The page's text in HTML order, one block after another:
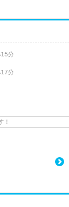
15分
17分
！